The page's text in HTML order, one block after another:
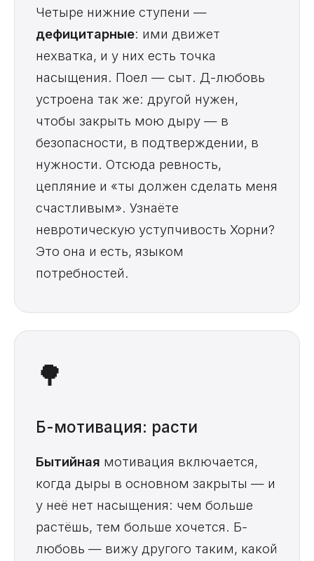
Четыре нижние ступени —
дефицитарные: ими движет
нехватка, и у них есть точка
насыщения. Поел — сыт. Д-любовь
устроена так же: другой нужен,
чтобы закрыть мою дыру — в
безопасности, в подтверждении, в
нужности. Отсюда ревность,
цепляние и «ты должен сделать меня
счастливым». Узнаёте
невротическую уступчивость Хорни?
Это она и есть, языком
потребностей.
🌳
Б-мотивация: расти
Бытийная мотивация включается,
когда дыры в основном закрыты — и
у неё нет насыщения: чем больше
растёшь, тем больше хочется. Б-
любовь — вижу другого таким, какой